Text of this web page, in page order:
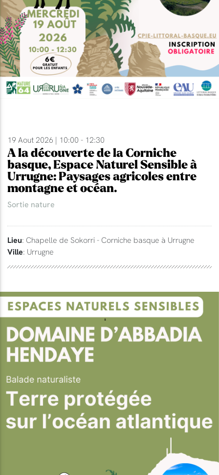
19 Aout 2026 | 10:00 - 12:30
A la découverte de la Corniche
basque, Espace Naturel Sensible à
Urrugne: Paysages agricoles entre
montagne et océan.
Sortie nature
Lieu: Chapelle de Sokorri - Corniche basque à Urrugne
Ville: Urrugne